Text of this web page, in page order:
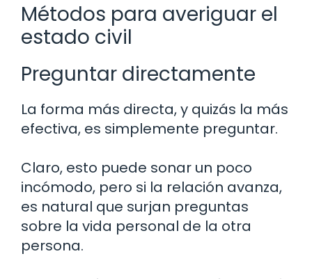
Métodos para averiguar el
estado civil
Preguntar directamente
La forma más directa, y quizás la más
efectiva, es simplemente preguntar.
Claro, esto puede sonar un poco
incómodo, pero si la relación avanza,
es natural que surjan preguntas
sobre la vida personal de la otra
persona.